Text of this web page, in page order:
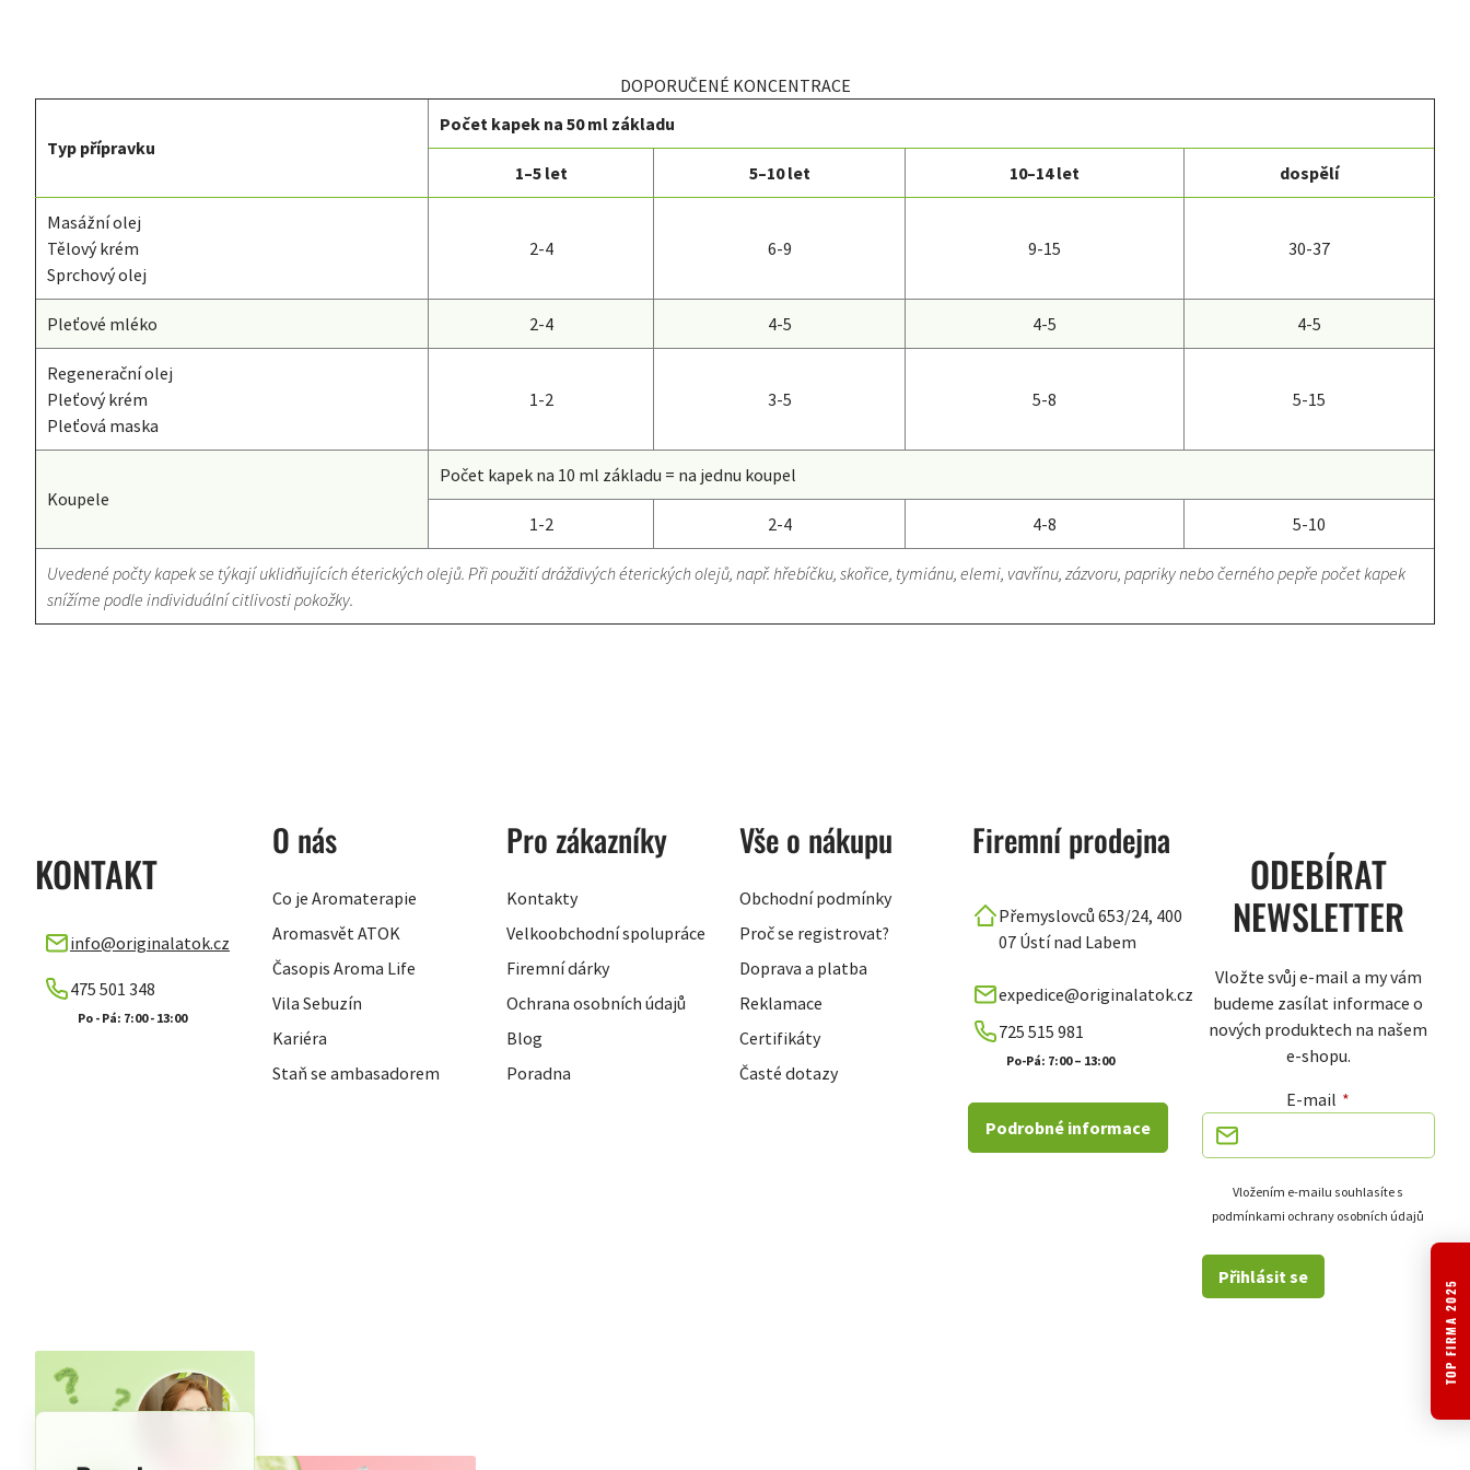
DOPORUČENÉ KONCENTRACE
Typ přípravku
Počet kapek na 50 ml základu
1–5 let 5–10 let 10–14 let dospělí
Masážní olej
Tělový krém
Sprchový olej
2-4 6-9 9-15 30-37
Pleťové mléko 2-4 4-5 4-5 4-5
Regenerační olej
Pleťový krém
Pleťová maska
1-2 3-5 5-8 5-15
Koupele
Počet kapek na 10 ml základu = na jednu koupel
1-2 2-4 4-8 5-10
Uvedené počty kapek se týkají uklidňujících éterických olejů. Při použití dráždivých éterických olejů, např. hřebíčku, skořice, tymiánu, elemi, vavřínu, zázvoru, papriky nebo černého pepře počet kapek
snížíme podle individuální citlivosti pokožky.
KONTAKT
info@originalatok.cz
475 501 348
O nás
Co je Aromaterapie
Aromasvět ATOK
Časopis Aroma Life
Vila Sebuzín
Kariéra
Staň se ambasadorem
Pro zákazníky
Kontakty
Velkoobchodní spolupráce
Firemní dárky
Ochrana osobních údajů
Blog
Poradna
Vše o nákupu
Obchodní podmínky
Proč se registrovat?
Doprava a platba
Reklamace
Certifikáty
Časté dotazy
Firemní prodejna
Přemyslovců 653/24, 400
07 Ústí nad Labem
expedice@originalatok.cz
725 515 981
Po-Pá: 7:00 – 13:00
Podrobné informace
ODEBÍRAT
NEWSLETTER
Vložte svůj e-mail a my vám
budeme zasílat informace o
nových produktech na našem
e-shopu.
E-mail
podmínkami ochrany osobních údajů
Přihlásit se
TOP FIRMA 2025